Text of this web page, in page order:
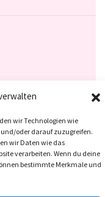
wir Technologien wie
oder darauf zuzugreifen.
wir Daten wie das
verarbeiten. Wenn du deine
bestimmte Merkmale und